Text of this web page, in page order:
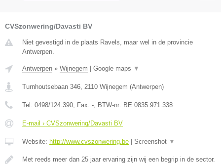
CVSzonwering/Davasti BV
Niet gevestigd in de plaats Ravels, maar wel in de provincie
Antwerpen.
Antwerpen » Wijnegem Google maps ▼
Turnhoutsebaan 346, 2110 Wijnegem (Antwerpen)
Tel: 0498/124.390, Fax: -, BTW-nr: BE 0835.971.338
E-mail › CVSzonwering/Davasti BV
Website: http://www.cvszonwering.be Screenshot ▼
Met reeds meer dan 25 jaar ervaring zijn wij een begrip in de sector.